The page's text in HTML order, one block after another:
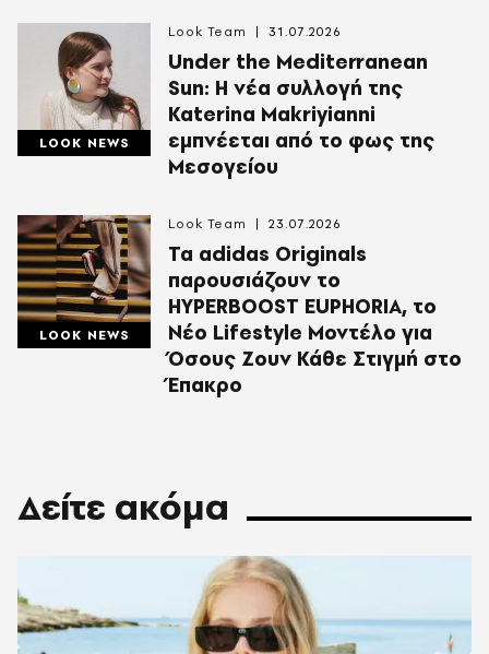
LOOK NEWS
Under the Mediterranean
Sun: Η νέα συλλογή της
Katerina Makriyianni
εμπνέεται από το φως της
Μεσογείου
Look Team 31.07.2026
LOOK NEWS
Τα adidas Originals
παρουσιάζουν το
HYPERBOOST EUPHORIA, το
Νέο Lifestyle Μοντέλο για
Όσους Ζουν Κάθε Στιγμή στο
Έπακρο
Look Team 23.07.2026
Δείτε ακόμα